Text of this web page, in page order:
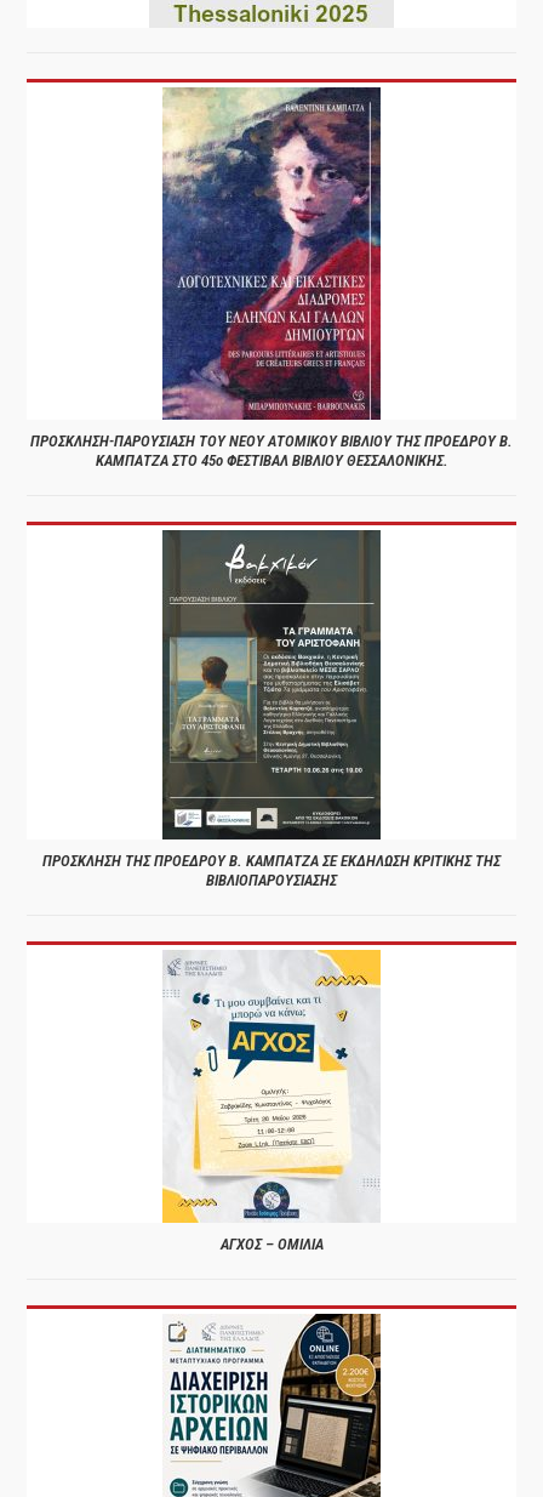
ΠΡΟΣΚΛΗΣΗ-ΠΑΡΟΥΣΙΑΣΗ ΤΟΥ ΝΕΟΥ ΑΤΟΜΙΚΟΥ ΒΙΒΛΙΟΥ ΤΗΣ ΠΡΟΕΔΡΟΥ Β.
ΚΑΜΠΑΤΖΑ ΣΤΟ 45ο ΦΕΣΤΙΒΑΛ ΒΙΒΛΙΟΥ ΘΕΣΣΑΛΟΝΙΚΗΣ.
ΠΡΟΣΚΛΗΣΗ ΤΗΣ ΠΡΟΕΔΡΟΥ Β. ΚΑΜΠΑΤΖΑ ΣΕ ΕΚΔΗΛΩΣΗ ΚΡΙΤΙΚΗΣ ΤΗΣ
ΒΙΒΛΙΟΠΑΡΟΥΣΙΑΣΗΣ
ΑΓΧΟΣ – ΟΜΙΛΙΑ